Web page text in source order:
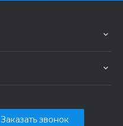
Заказать звонок